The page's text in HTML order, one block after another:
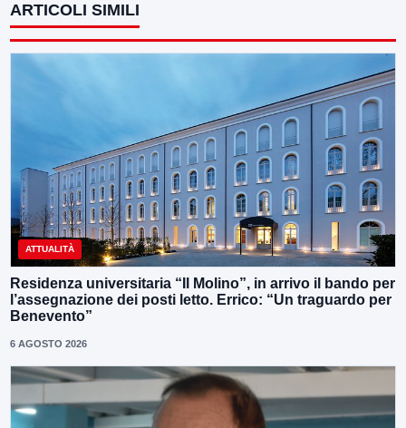
ARTICOLI SIMILI
ATTUALITÀ
Residenza universitaria “Il Molino”, in arrivo il bando per
l’assegnazione dei posti letto. Errico: “Un traguardo per
Benevento”
6 AGOSTO 2026